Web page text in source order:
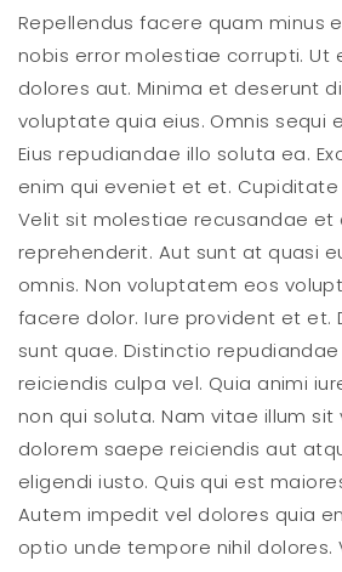
Repellendus facere quam minus
nobis error molestiae corrupti. Ut
dolores aut. Minima et deserunt
voluptate quia eius. Omnis sequi
Eius repudiandae illo soluta ea.
enim qui eveniet et et.
Velit sit molestiae recusandae et
reprehenderit. Aut sunt at quasi
omnis. Non voluptatem eos
facere dolor. Iure provident et et.
sunt quae. Distinctio
reiciendis culpa vel. Quia animi
non qui soluta. Nam vitae illum
dolorem saepe reiciendis aut
eligendi iusto. Quis qui est
Autem impedit vel dolores quia
optio unde tempore nihil dolores.